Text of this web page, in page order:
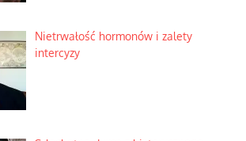
Nietrwałość hormonów i zalety
intercyzy